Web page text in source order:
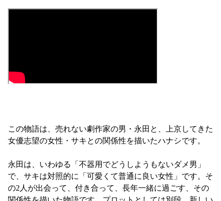
この物語は、売れない劇作家の男・永田と、上京してきた
女優志望の女性・サキとの関係性を描いたハナシです。
永田は、いわゆる「不器用でどうしようもないダメ男」
で、サキは対照的に「可愛くて普通に良い女性」です。そ
の2人が出会って、付き合って、長年一緒に過ごす、その